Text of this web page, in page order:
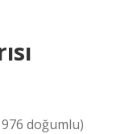
doğumlu)